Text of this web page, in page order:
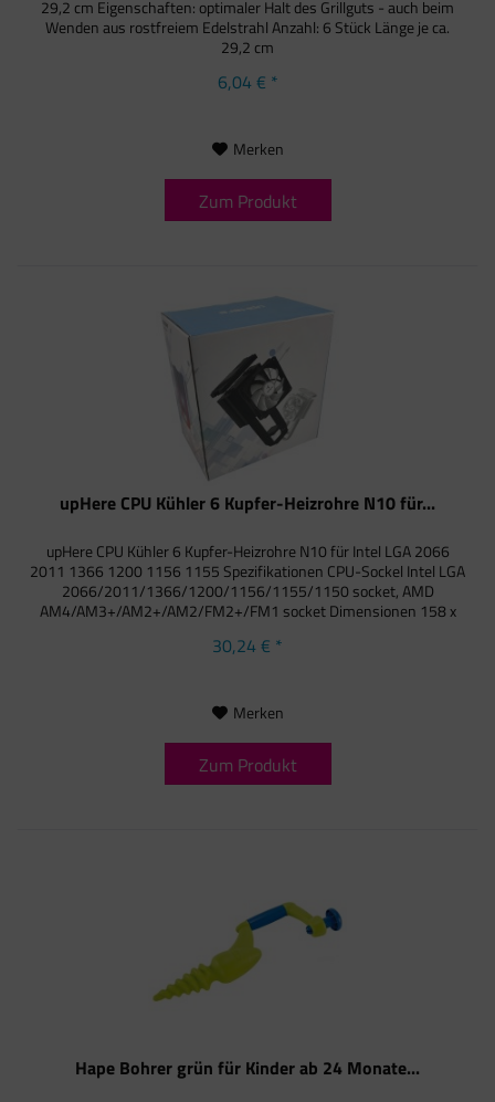
29,2 cm Eigenschaften: optimaler Halt des Grillguts - auch beim
Wenden aus rostfreiem Edelstrahl Anzahl: 6 Stück Länge je ca.
29,2 cm
6,04 € *
Merken
Zum Produkt
upHere CPU Kühler 6 Kupfer-Heizrohre N10 für...
upHere CPU Kühler 6 Kupfer-Heizrohre N10 für Intel LGA 2066
2011 1366 1200 1156 1155 Spezifikationen CPU-Sockel Intel LGA
2066/2011/1366/1200/1156/1155/1150 socket, AMD
AM4/AM3+/AM2+/AM2/FM2+/FM1 socket Dimensionen 158 x
30,24 € *
Merken
Zum Produkt
Hape Bohrer grün für Kinder ab 24 Monate...